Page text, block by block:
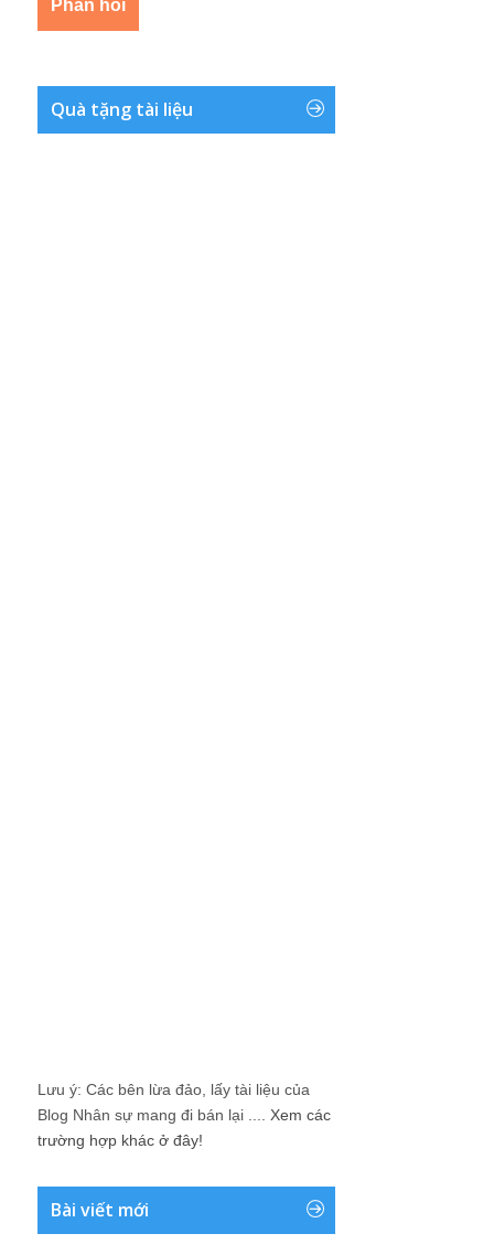
Quà tặng tài liệu
Lưu ý: Các bên lừa đảo, lấy tài liệu của
Blog Nhân sự mang đi bán lại .... Xem các
trường hợp khác ở đây!
Bài viết mới